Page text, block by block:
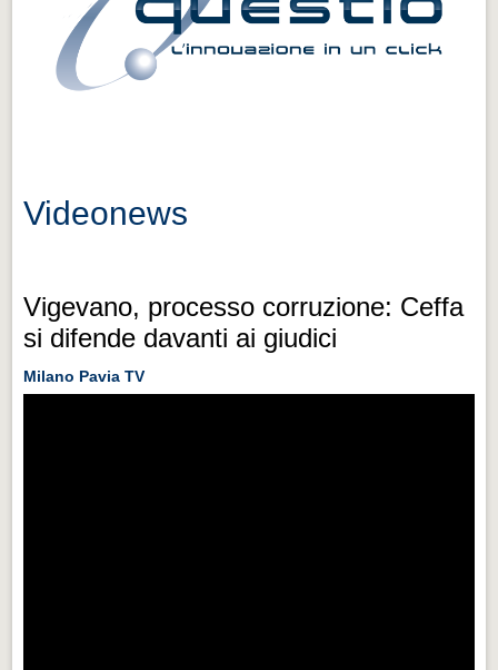
Videonews
Vigevano, processo corruzione: Ceffa
si difende davanti ai giudici
Milano Pavia TV